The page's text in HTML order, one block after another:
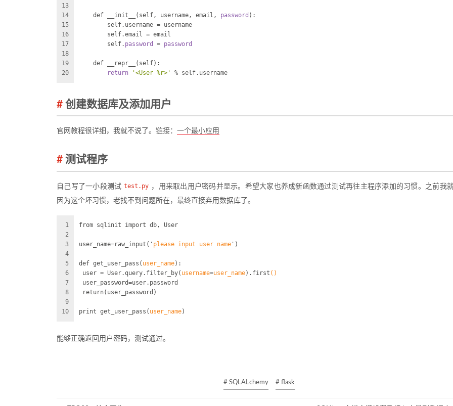
13
14
15
16
17
18
19
20
    def __init__(self, username, email,
password ):
        self.username = username
        self.email = email
        self.
password = password
    def __repr__(self):
return
'<User %r>' % self.username
创建数据库及添加用户
官网教程很详细，我就不说了。链接： 一个最小应用
测试程序
自己写了一小段测试 test.py ，用来取出用户密码并显示。希望大家也养成新函数通过测试再往主程序添加的习惯。之前我
因为这个坏习惯，老找不到问题所在，最终直接弃用数据库了。
1
2
3
4
5
6
7
8
9
10
from sqlinit import db, User
user_name=raw _input(' please input user name ')
def get _user_pass( user_name) :
user = User.query.filter _by( username=user_name) .first ()
user_password=user.password
return(user_password)
print get _user_pass( user_name)
能够正确返回用户密码，测试通过。
# SQLALchemy # flask